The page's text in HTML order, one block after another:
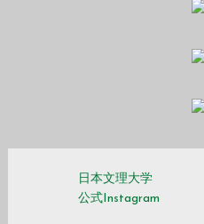
日本文理大学
公式Instagram